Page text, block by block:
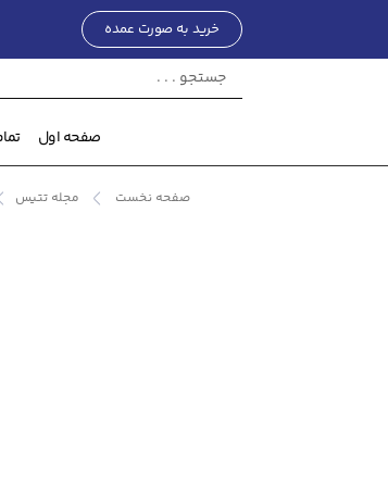
خرید به صورت عمده
صفحه اول
صفحه نخست مجله تتیس